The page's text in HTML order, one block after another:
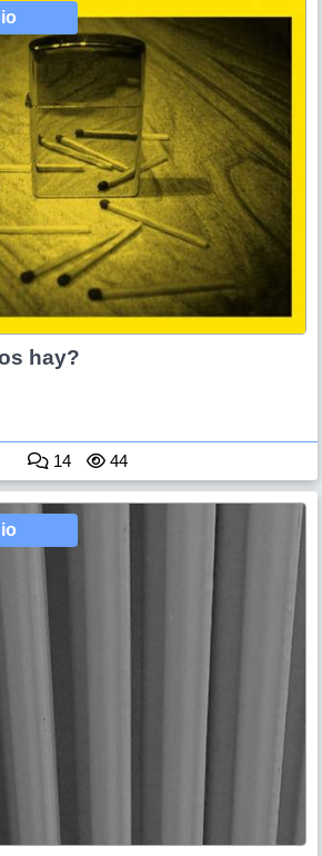
hay?
14 44